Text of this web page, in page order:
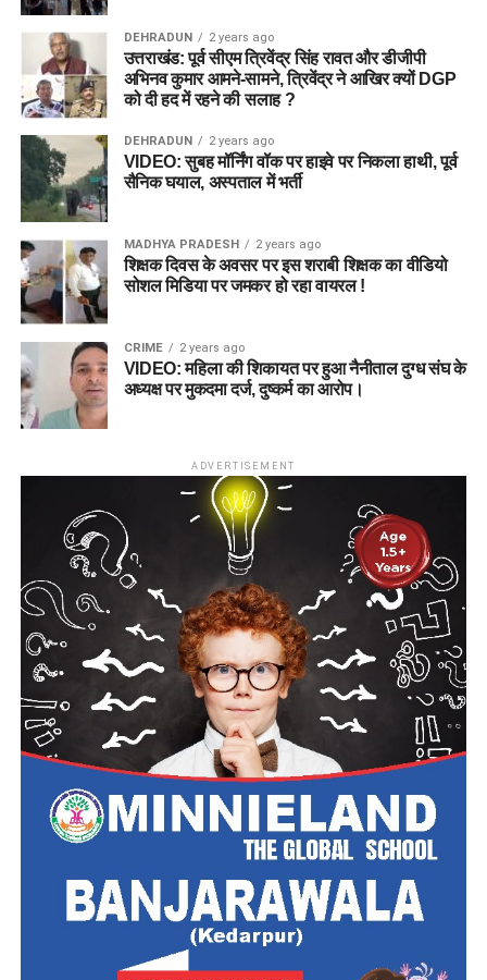
DEHRADUN 2 years ago
उत्तराखंड: पूर्व सीएम त्रिवेंद्र सिंह रावत और डीजीपी
अभिनव कुमार आमने-सामने, त्रिवेंद्र ने आखिर क्यों DGP
को दी हद में रहने की सलाह ?
DEHRADUN 2 years ago
VIDEO: सुबह मॉर्निंग वॉक पर हाइवे पर निकला हाथी, पूर्व
सैनिक घयाल, अस्पताल में भर्ती
MADHYA PRADESH 2 years ago
शिक्षक दिवस के अवसर पर इस शराबी शिक्षक का वीडियो
सोशल मिडिया पर जमकर हो रहा वायरल !
CRIME 2 years ago
VIDEO: महिला की शिकायत पर हुआ नैनीताल दुग्ध संघ के
अध्यक्ष पर मुकदमा दर्ज, दुष्कर्म का आरोप।
ADVERTISEMENT